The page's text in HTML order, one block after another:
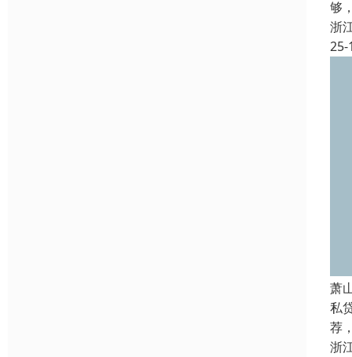
够
浙
25-
萧
私
荐
浙